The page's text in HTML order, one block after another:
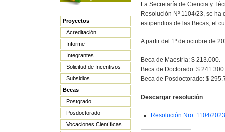
Proyectos
Acreditación
Informe
Integrantes
Solicitud de Incentivos
Subsidios
Becas
Postgrado
Posdoctorado
Vocaciones Científicas
La Secretaría de Ciencia y
Resolución Nº 1104/23, se
estipendios de las Becas, el
A partir del 1º de octubre de
Beca de Maestría: $ 213.000.
Beca de Doctorado: $ 241.300
Beca de Posdoctorado: $
Descargar resolución
Resolución Nro. 1104/2023